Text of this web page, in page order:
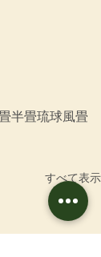
半畳琉球風畳
すべて表示